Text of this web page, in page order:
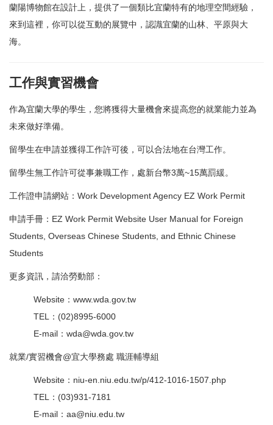
蘭陽博物館在設計上，提供了一個類比宜蘭特有的地理空間經驗，
來到這裡，你可以從互動的展覽中，認識宜蘭的山林、平原與大
海。
工作與實習機會
作為宜蘭大學的學生，您將獲得大量機會來提高您的就業能力並為
未來做好準備。
留學生在申請並獲得工作許可後，可以合法地在台灣工作。
留學生無工作許可從事兼職工作，處新台幣3萬~15萬罰緩。
工作證申請網站： Work Development Agency EZ Work Permit
申請手冊： EZ Work Permit Website User Manual for Foreign
Students, Overseas Chinese Students, and Ethnic Chinese
Students
更多資訊，請洽勞動部：
Website： www.wda.gov.tw
TEL：(02)8995-6000
E-mail： wda@wda.gov.tw
就業/實習機會@宜大學務處 職涯輔導組
Website： niu-en.niu.edu.tw/p/412-1016-1507.php
TEL：(03)931-7181
E-mail： aa@niu.edu.tw